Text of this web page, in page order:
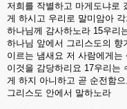
저희를 작별하고 마게도냐로
게 하시고 우리로 말미암아
하나님께 감사하노라 15우리
하나님 앞에서 그리스도의 향
이르는 냄새요 저 사람에게는
이것을 감당하리요 17우리는
게 하지 아니하고 곧 순전함으
그리스도 안에서 말하노라